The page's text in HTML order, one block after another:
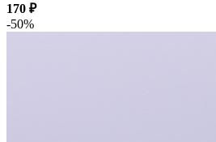
170 ₽
-50%